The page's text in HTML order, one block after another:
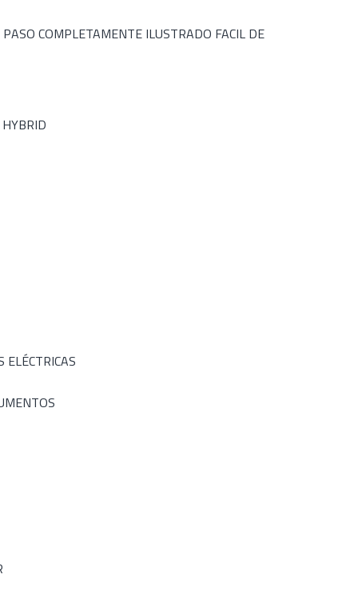
COMPLETAMENTE ILUSTRADO FACIL DE
ELÉCTRICAS